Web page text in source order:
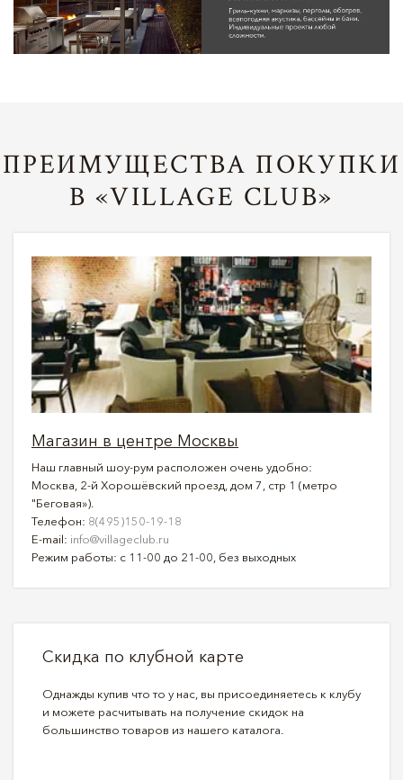
ПРЕИМУЩЕСТВА ПОКУПКИ
В «VILLAGE CLUB»
Магазин в центре Москвы
Наш главный шоу-рум расположен очень удобно:
Москва, 2-й Хорошёвский проезд, дом 7, стр 1 (метро
"Беговая»).
Телефон: 8(495)150-19-18
E-mail: info@villageclub.ru
Режим работы: с 11-00 до 21-00, без выходных
Скидка по клубной карте
Однажды купив что то у нас, вы присоединяетесь к клубу
и можете расчитывать на получение скидок на
большинство товаров из нашего каталога.